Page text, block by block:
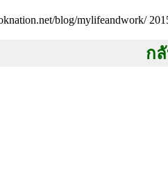
blog/mylifeandwork/
ก